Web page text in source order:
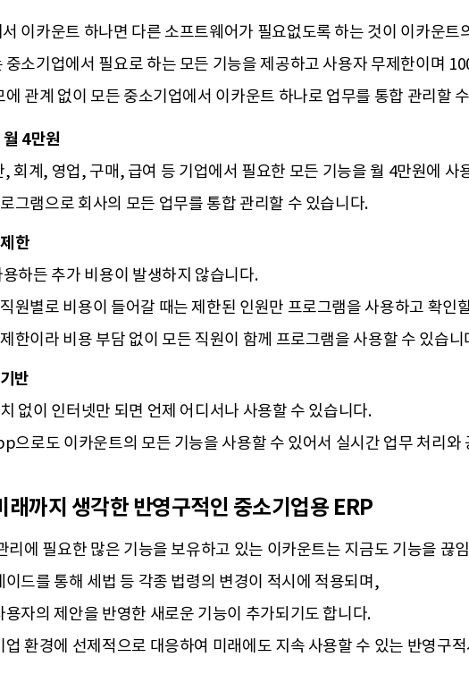
이카운트 하나면 다른 소프트웨어가 필요없도록 하는 것이 이카운트
중소기업에서 필요로 하는 모든 기능을 제공하고 사용자 무제한이며
에 관계 없이 모든 중소기업에서 이카운트 하나로 업무를 통합 관리할
4만원
회계, 영업, 구매, 급여 등 기업에서 필요한 모든 기능을 월 4만원에 사
그램으로 회사의 모든 업무를 통합 관리할 수 있습니다.
한
하든 추가 비용이 발생하지 않습니다.
원별로 비용이 들어갈 때는 제한된 인원만 프로그램을 사용하고 확인
한이라 비용 부담 없이 모든 직원이 함께 프로그램을 사용할 수 있습니
반
없이 인터넷만 되면 언제 어디서나 사용할 수 있습니다.
으로도 이카운트의 모든 기능을 사용할 수 있어서 실시간 업무 처리와
래까지 생각한 반영구적인 중소기업용 ERP
리에 필요한 많은 기능을 보유하고 있는 이카운트는 지금도 기능을 끊
이드를 통해 세법 등 각종 법령의 변경이 적시에 적용되며,
용자의 제안을 반영한 새로운 기능이 추가되기도 합니다.
업 환경에 선제적으로 대응하여 미래에도 지속 사용할 수 있는 반영구